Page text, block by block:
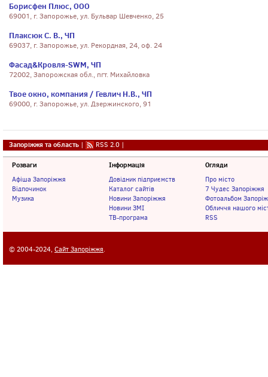
Борисфен Плюс, ООО
69001, г. Запорожье, ул. Бульвар Шевченко, 25
Плаксюк С. В., ЧП
69037, г. Запорожье, ул. Рекордная, 24, оф. 24
Фасад&Кровля-SWM, ЧП
72002, Запорожская обл., пгт. Михайловка
Твое окно, компания / Гевлич Н.В., ЧП
69000, г. Запорожье, ул. Дзержинского, 91
Запоріжжя та область | RSS 2.0 |
Розваги
Афіша Запоріжжя
Відпочинок
Музика
Інформація
Довідник підприємств
Каталог сайтів
Новини Запоріжжя
Новини ЗМІ
ТВ-програма
Огляди
Про місто
7 Чудес Запоріжжя
Фотоальбом
Обличчя нашого
RSS
© 2004-2024, Сайт Запоріжжя.